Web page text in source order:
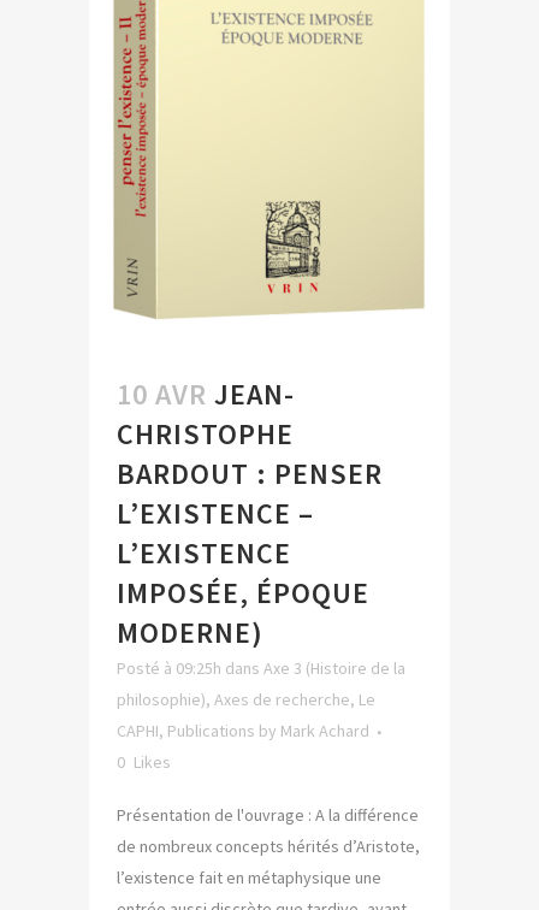
10 AVR JEAN-
CHRISTOPHE
BARDOUT : PENSER
L’EXISTENCE –
L’EXISTENCE
IMPOSÉE, ÉPOQUE
MODERNE)
Posté à 09:25h dans Axe 3 (Histoire de la
philosophie), Axes de recherche, Le
CAPHI, Publications by Mark Achard
0 Likes
Présentation de l'ouvrage : A la différence
de nombreux concepts hérités d’Aristote,
l’existence fait en métaphysique une